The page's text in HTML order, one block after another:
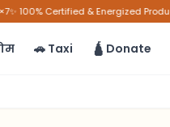
100% Certified & Energized
🚗 Taxi 🛕 Donate